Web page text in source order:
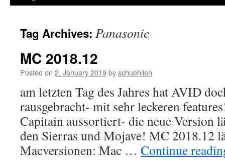
Tag Archives: Panasonic
MC 2018.12
Posted on 2. January 2019byschuehlieh
am letzten Tag des Jahres hat AVID
rausgebracht- mit sehr leckeren
Capitain aussortiert- die neue Version
den Sierras und Mojave! MC 2018.12
Macversionen: Mac … Continue